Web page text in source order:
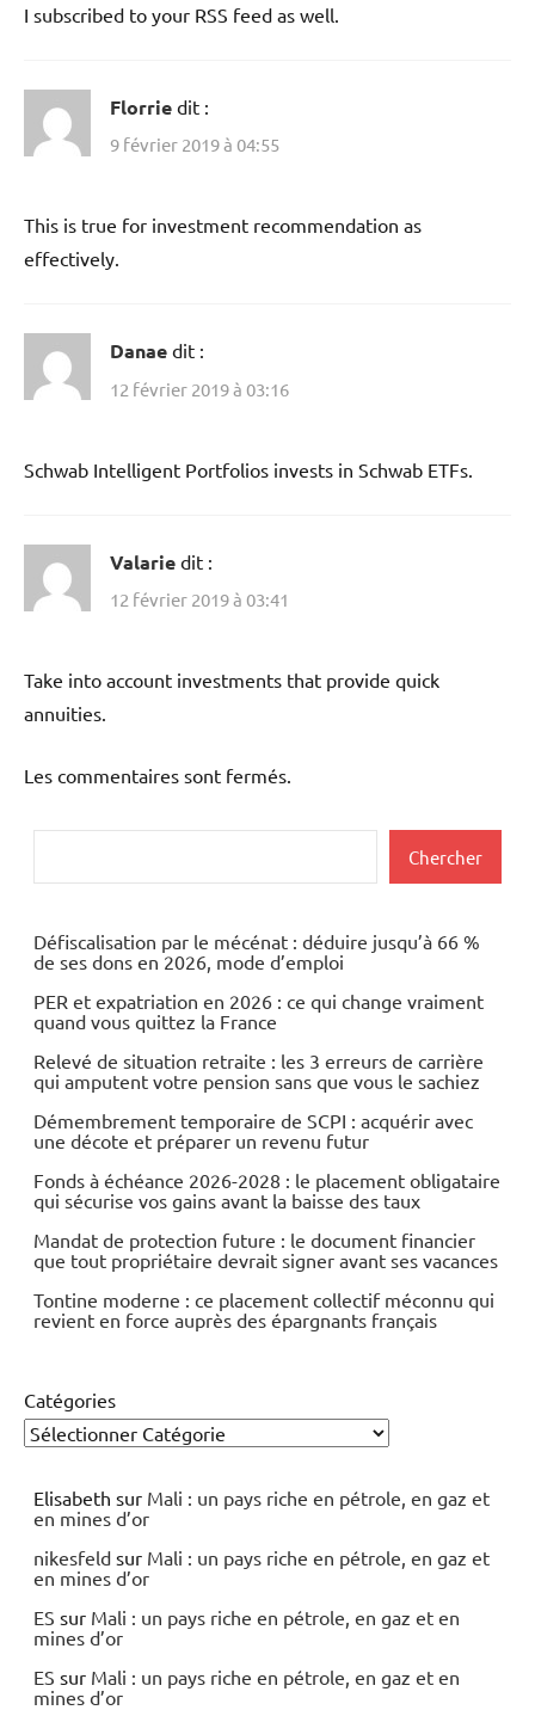
I subscribed to your RSS feed as well.
Florrie dit :
9 février 2019 à 04:55
This is true for investment recommendation as
effectively.
Danae dit :
12 février 2019 à 03:16
Schwab Intelligent Portfolios invests in Schwab ETFs.
Valarie dit :
12 février 2019 à 03:41
Take into account investments that provide quick
annuities.
Les commentaires sont fermés.
Chercher
Défiscalisation par le mécénat : déduire jusqu’à 66 %
de ses dons en 2026, mode d’emploi
PER et expatriation en 2026 : ce qui change vraiment
quand vous quittez la France
Relevé de situation retraite : les 3 erreurs de carrière
qui amputent votre pension sans que vous le sachiez
Démembrement temporaire de SCPI : acquérir avec
une décote et préparer un revenu futur
Fonds à échéance 2026-2028 : le placement obligataire
qui sécurise vos gains avant la baisse des taux
Mandat de protection future : le document financier
que tout propriétaire devrait signer avant ses vacances
Tontine moderne : ce placement collectif méconnu qui
revient en force auprès des épargnants français
Catégories
Elisabeth sur Mali : un pays riche en pétrole, en gaz et
en mines d’or
nikesfeld sur Mali : un pays riche en pétrole, en gaz et
en mines d’or
ES sur Mali : un pays riche en pétrole, en gaz et en
mines d’or
ES sur Mali : un pays riche en pétrole, en gaz et en
mines d’or